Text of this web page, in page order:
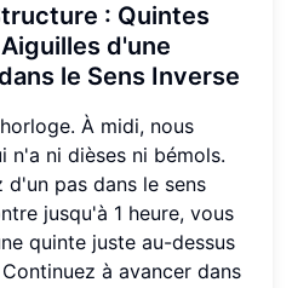
: Quintes
d'une
le Sens Inverse
À midi, nous
n'a ni dièses ni bémols.
d'un pas dans le sens
jusqu'à 1 heure, vous
quinte juste au-dessus
à avancer dans